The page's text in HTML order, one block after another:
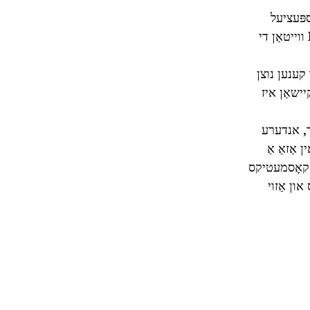
כווייטינינג אויג קרעם פֿאַר יונג הויט. עס איז באשטייט פון אַ מאַטעריע אַז Effectively ווייטאַן די
נוצן
זייער אַפּלאַקיישאַן איז
אנדערע
אַזאַ אַ
קאָסמעטיקס
אַזוי